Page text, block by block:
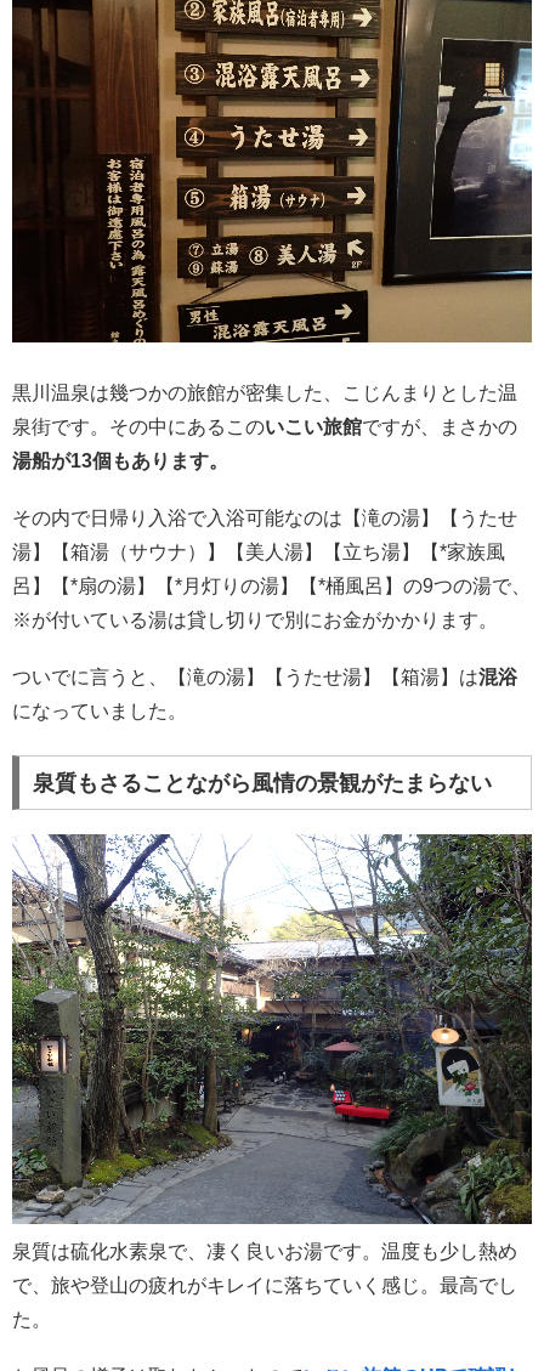
黒川温泉は幾つかの旅館が密集した、こじんまりとした温
泉街です。その中にあるこのいこい旅館ですが、まさかの
湯船が13個もあります。
その内で日帰り入浴で入浴可能なのは【滝の湯】【うたせ
湯】【箱湯（サウナ）】【美人湯】【立ち湯】【*家族風
呂】【*扇の湯】【*月灯りの湯】【*桶風呂】の9つの湯で、
※が付いている湯は貸し切りで別にお金がかかります。
ついでに言うと、【滝の湯】【うたせ湯】【箱湯】は混浴
になっていました。
泉質もさることながら風情の景観がたまらない
泉質は硫化水素泉で、凄く良いお湯です。温度も少し熱め
で、旅や登山の疲れがキレイに落ちていく感じ。最高でし
た。